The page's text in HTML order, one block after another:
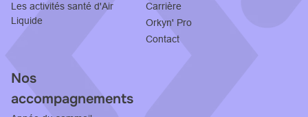
Les activités santé d'Air
Liquide
Carrière
Orkyn' Pro
Contact
Nos
accompagnements